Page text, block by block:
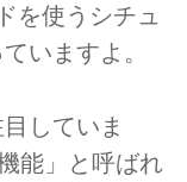
を使うシチュ
いますよ。
していま
能」と呼ばれ